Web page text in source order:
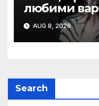
любими
празника
AUG 8, 2026
Search